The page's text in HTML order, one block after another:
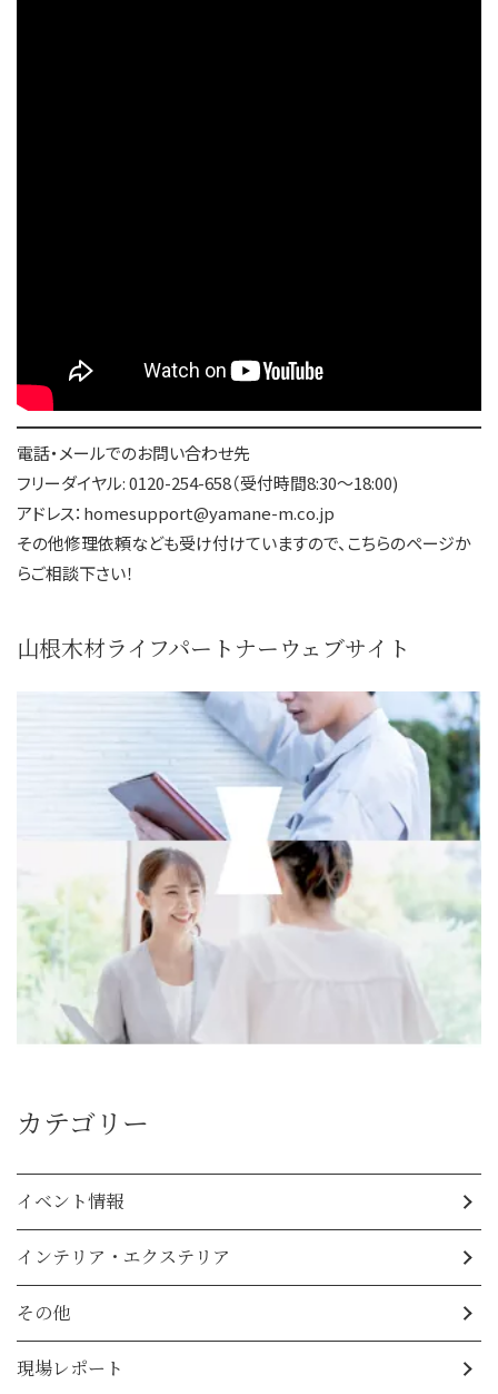
電話・メールでのお問い合わせ先
フリーダイヤル: 0120-254-658（受付時間8:30～18:00)
アドレス：homesupport@yamane-m.co.jp
その他修理依頼なども受け付けていますので、こちらのページか
らご相談下さい！
山根木材ライフパートナーウェブサイト
カテゴリー
イベント情報
インテリア・エクステリア
その他
現場レポート